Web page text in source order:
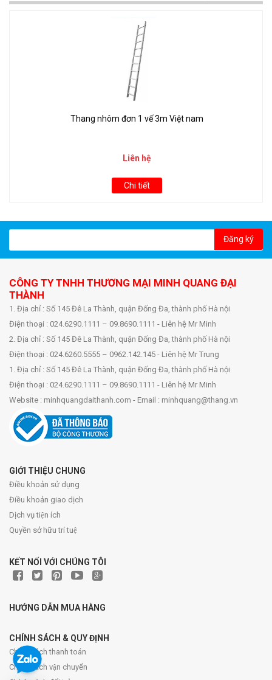
Thang nhôm đơn 1 vế 3m Việt nam
Liên hệ
Chi tiết
Đăng ký
CÔNG TY TNHH THƯƠNG MẠI MINH QUANG ĐẠI
THÀNH
1. Địa chỉ : Số 145 Đê La Thành, quận Đống Đa, thành phố Hà nội
Điện thoại : 024.6290.1111 – 09.8690.1111 - Liên hệ Mr Minh
2. Địa chỉ : Số 145 Đê La Thành, quận Đống Đa, thành phố Hà nội
Điện thoại : 024.6260.5555 – 0962.142.145 - Liên hệ Mr Trung
1. Địa chỉ : Số 145 Đê La Thành, quận Đống Đa, thành phố Hà nội
Điện thoại : 024.6290.1111 – 09.8690.1111 - Liên hệ Mr Minh
Website : minhquangdaithanh.com - Email : minhquang@thang.vn
GIỚI THIỆU CHUNG
Điều khoản sử dụng
Điều khoản giao dịch
Dịch vụ tiện ích
Quyền sở hữu trí tuệ
KẾT NỐI VỚI CHÚNG TÔI
HƯỚNG DẪN MUA HÀNG
CHÍNH SÁCH & QUY ĐỊNH
Chính sách thanh toán
Chính sách vận chuyển